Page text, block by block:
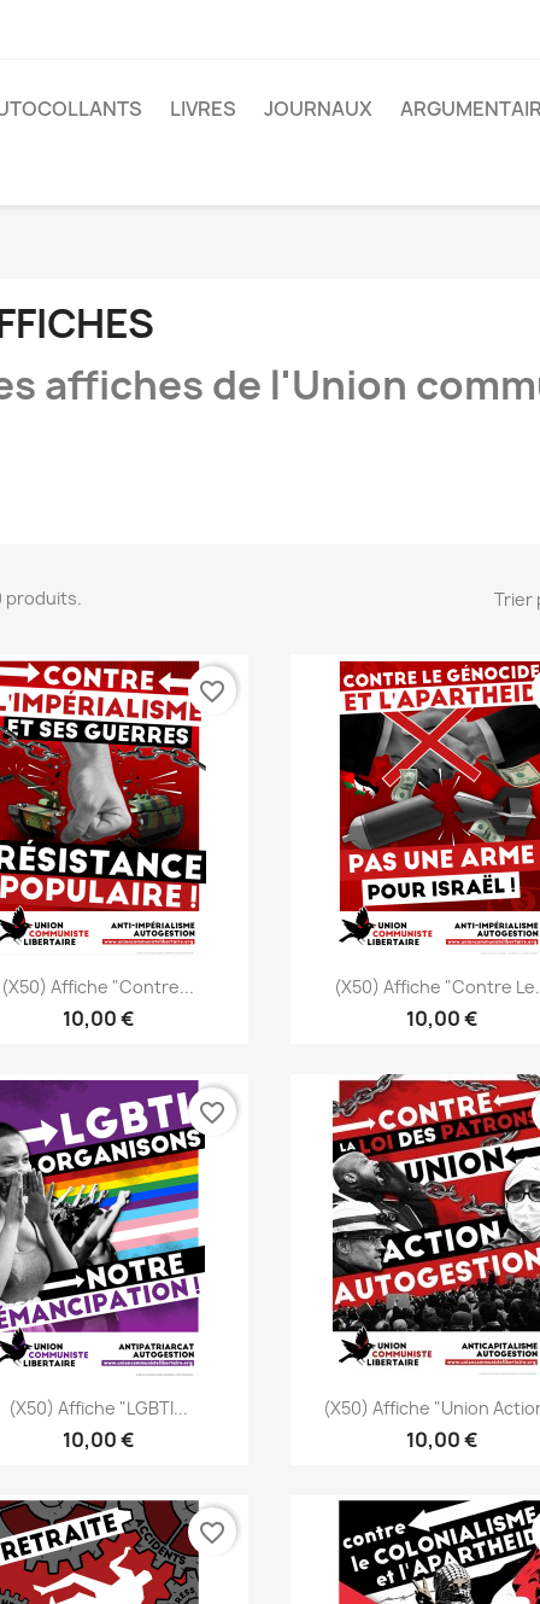
LIVRES JOURNAUX
affiches de l'Union
produits. Trier
Aperçu rapide
(x50) Affiche "Contre...
10,00 €
favorite_border
Aperçu rapide
(x50) Affiche "Contre
10,00 €
Aperçu rapide
(x50) Affiche "LGBTI...
10,00 €
favorite_border
Aperçu rapide
(x50) Affiche "Union
10,00 €
favorite_border